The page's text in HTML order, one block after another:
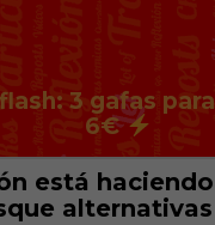
3 gafas
6€
está